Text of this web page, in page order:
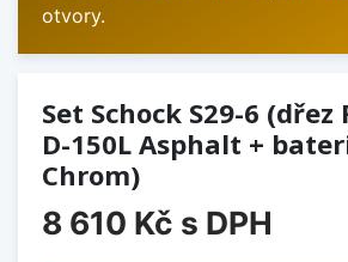
otvory.
Set Schock S29-6
D-150L Asphalt +
Chrom)
8 610 Kč s DPH